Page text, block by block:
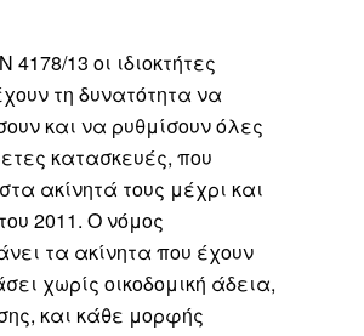
4178/13 οι ιδιοκτήτες
τη δυνατότητα να
και να ρυθμίσουν όλες
κατασκευές, που
ακίνητά τους μέχρι και
2011. Ο νόμος
τα ακίνητα που έχουν
χωρίς οικοδομική άδεια,
και κάθε μορφής